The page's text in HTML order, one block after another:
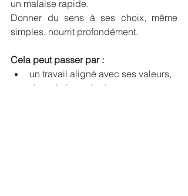
un malaise rapide.
Donner du sens à ses choix, même
simples, nourrit profondément.
Cela peut passer par :
un travail aligné avec ses valeurs,
des relations sincères,